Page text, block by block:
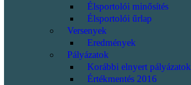
Élsportolói minősítés
Élsportolói űrlap
Versenyek
Eredmények
Pályázatok
Korábbi elnyert pályázatok
Értékmentés 2016